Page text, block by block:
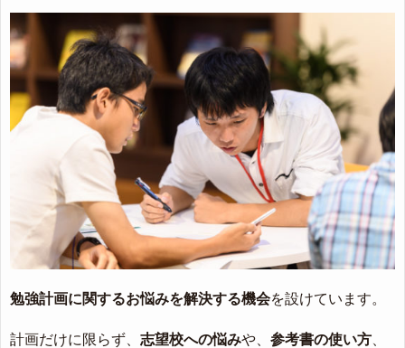
勉強計画に関するお悩みを解決する機会を設けています。
計画だけに限らず、 志望校への悩みや、 参考書の使い方